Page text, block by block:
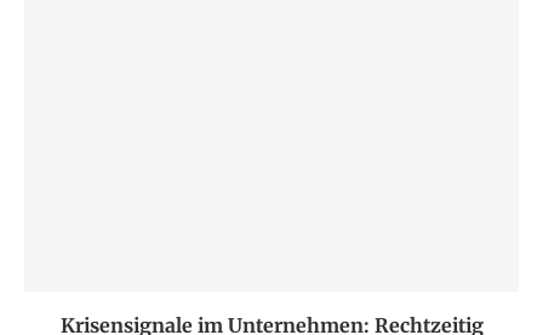
Krisensignale im Unternehmen: Rechtzeitig